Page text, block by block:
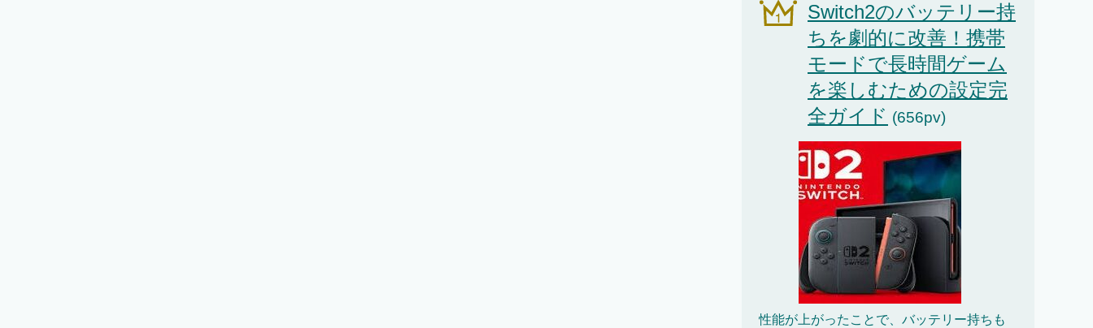
Switch2のバッテリー持
ちを劇的に改善！携帯
モードで長時間ゲーム
を楽しむための設定完
全ガイド (656pv)
性能が上がったことで、バッテリー持ちも